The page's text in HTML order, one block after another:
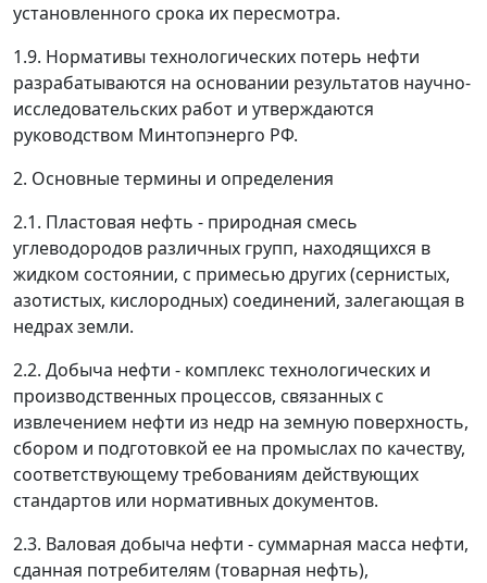
установленного срока их пересмотра.
1.9. Нормативы технологических потерь нефти
разрабатываются на основании результатов научно-
исследовательских работ и утверждаются
руководством Минтопэнерго РФ.
2. Основные термины и определения
2.1. Пластовая нефть - природная смесь
углеводородов различных групп, находящихся в
жидком состоянии, с примесью других (сернистых,
азотистых, кислородных) соединений, залегающая в
недрах земли.
2.2. Добыча нефти - комплекс технологических и
производственных процессов, связанных с
извлечением нефти из недр на земную поверхность,
сбором и подготовкой ее на промыслах по качеству,
соответствующему требованиям действующих
стандартов или нормативных документов.
2.3. Валовая добыча нефти - суммарная масса нефти,
сданная потребителям (товарная нефть),